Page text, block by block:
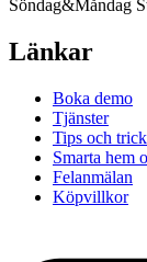
Söndag&Måndag
Länkar
Boka demo
Tjänster
Tips och
Smarta hem
Felanmälan
Köpvillkor